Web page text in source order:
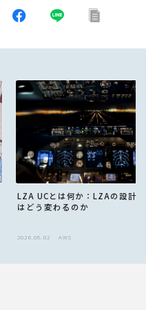
LZA UCとは何か：LZAの設計
はどう変わるのか
2026.06.02 AWS